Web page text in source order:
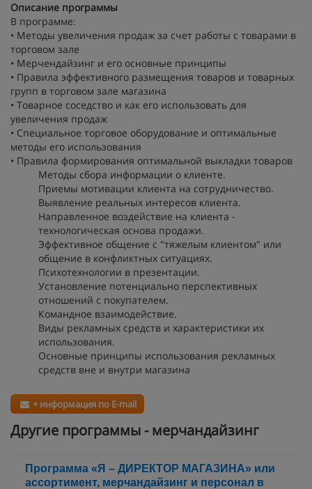
Описание программы
В программе:
• Методы увеличения продаж за счет работы с товарами в
торговом зале
• Мерчендайзинг и его основные принципы
• Правила эффективного размещения товаров и товарных
групп в торговом зале магазина
• Товарное соседство и как его использовать для
увеличения продаж
• Специальное торговое оборудование и оптимальные
методы его использования
• Правила формирования оптимальной выкладки товаров
Методы сбора информации о клиенте.
Приемы мотивации клиента на сотрудничество.
Выявление реальных интересов клиента.
Направленное воздействие на клиента -
технологическая основа продажи.
Эффективное общение с "тяжелым клиентом" или
общение в конфликтных ситуациях.
Психотехнологии в презентации.
Установление потенциально перспективных
отношений с покупателем.
Командное взаимодействие.
Виды рекламных средств и характеристики их
использования.
Основные принципы использования рекламных
средств вне и внутри магазина
+ информация по E-mail
Другие программы - мерчандайзинг
Программа «Я – ДИРЕКТОР МАГАЗИНА» или
ассортимент, мерчандайзинг и персонал в